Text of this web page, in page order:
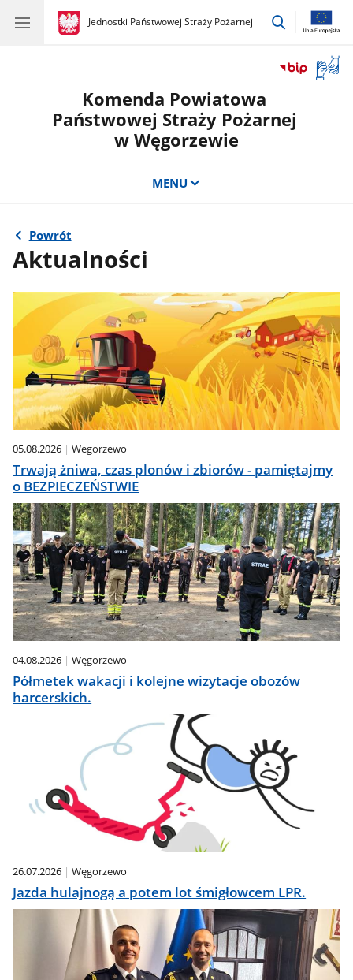
gov.pl
Jednostki Państwowej Straży Pożarnej
gov.pl
Jednostki
przejdź
okno
Komenda Powiatowa
Państwowej Straży Pożarnej
w Węgorzewie
MENU
Powrót
Aktualności
05.08.2026 Wegorzewo
Trwają żniwa, czas plonów i zbiorów - pamiętajmy
o BEZPIECZEŃSTWIE
04.08.2026 Węgorzewo
Półmetek wakacji i kolejne wizytacje obozów
harcerskich.
26.07.2026 Węgorzewo
Jazda hulajnogą a potem lot śmigłowcem LPR.